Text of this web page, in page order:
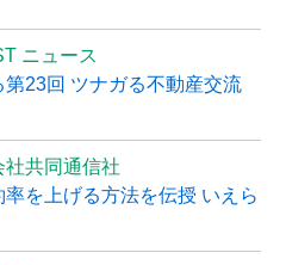
ニュース
23回 ツナガる不動産交流
社共同通信社
を上げる方法を伝授 いえら